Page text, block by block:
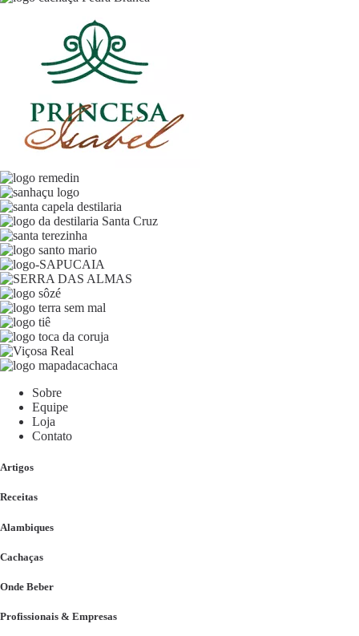
Sobre
Equipe
Loja
Contato
Artigos
Receitas
Alambiques
Cachaças
Onde Beber
Profissionais & Empresas